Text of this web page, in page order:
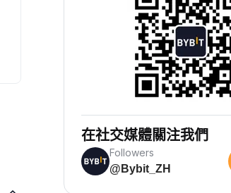
只需儲值資金，即可輕鬆賺取被動收
在社交媒體關注我們
Followers
@Bybit_ZH